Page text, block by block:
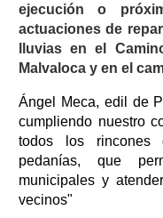
ejecución o
actuaciones de
lluvias en el
Malvaloca y en el
Ángel Meca, edil de
cumpliendo nuestro
todos los rincones
pedanías, que
municipales y
vecinos"